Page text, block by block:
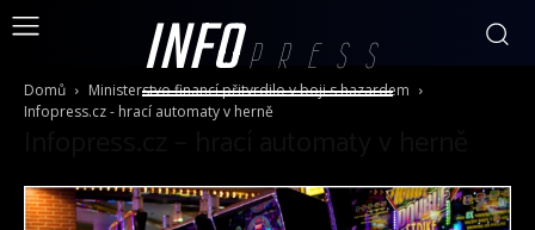
INFO PRESS
Domů
Ministerstvo financí přitvrdilo v boji s hazardem
Infopress.cz - hrací automaty v herně